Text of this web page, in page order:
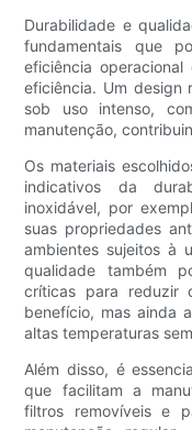
Durabilidade e
fundamentais que
eficiência
eficiência. Um design
sob uso intenso,
manutenção,
Os materiais
indicativos da
inoxidável, por
suas propriedades
ambientes sujeitos à
qualidade também
críticas para reduzir
benefício, mas ainda
altas temperaturas
Além disso, é
que facilitam a
filtros removíveis e